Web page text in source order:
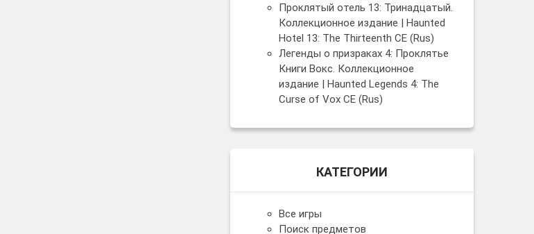
Проклятый отель 13: Тринадцатый.
Коллекционное издание | Haunted
Hotel 13: The Thirteenth CE (Rus)
Легенды о призраках 4: Проклятье
Книги Вокс. Коллекционное
издание | Haunted Legends 4: The
Curse of Vox СЕ (Rus)
КАТЕГОРИИ
Все игры
Поиск предметов